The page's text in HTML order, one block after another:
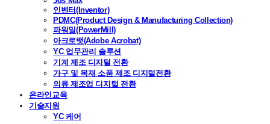
인벤터(Inventor)
PDMC(Product Design & Manufacturing Collection)
파워밀(PowerMill)
아크로뱃(Adobe Acrobat)
YC 업무관리 솔루션
기계 제조 디지털 전환
가구 및 목재 소품 제조 디지털전환
의류 제조업 디지털 전환
온라인교육
기술지원
YC 케어